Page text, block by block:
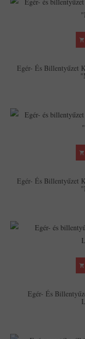
Egér- És Billentyűzet
Egér- És Billentyűzet
Egér- És